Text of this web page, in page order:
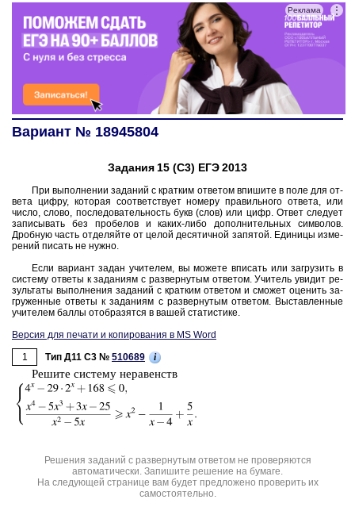
⋮
Реклама
Вариант № 18945804
Задания 15 (С3) ЕГЭ 2013
При вы­пол­не­нии за­да­ний с крат­ким от­ве­том впи­ши­те в поле для от­
ве­та цифру, ко­то­рая со­от­вет­ству­ет но­ме­ру пра­виль­но­го от­ве­та, или
число, слово, по­сле­до­ва­тель­ность букв (слов) или цифр. Ответ сле­ду­ет
за­пи­сы­вать без про­бе­лов и каких-либо до­пол­ни­тель­ных сим­во­лов.
Дроб­ную часть от­де­ляй­те от целой де­ся­тич­ной за­пя­той. Еди­ни­цы из­ме­
ре­ний пи­сать не нужно.
Если ва­ри­ант задан учи­те­лем, вы мо­же­те впи­сать или за­гру­зить в
си­сте­му от­ве­ты к за­да­ни­ям с раз­вер­ну­тым от­ве­том. Учи­тель уви­дит ре­
зуль­та­ты вы­пол­не­ния за­да­ний с крат­ким от­ве­том и смо­жет оце­нить за­
гру­жен­ные от­ве­ты к за­да­ни­ям с раз­вер­ну­тым от­ве­том. Вы­став­лен­ные
учи­те­лем баллы отоб­ра­зят­ся в вашей ста­ти­сти­ке.
Версия для печати и копирования в MS Word
1
Тип Д11 C3 № 510689 i
Ре­ши­те си­сте­му не­ра­венств
Решения заданий с развернутым ответом не проверяются
автоматически. Запишите решение на бумаге.
На следующей странице вам будет предложено проверить их
самостоятельно.